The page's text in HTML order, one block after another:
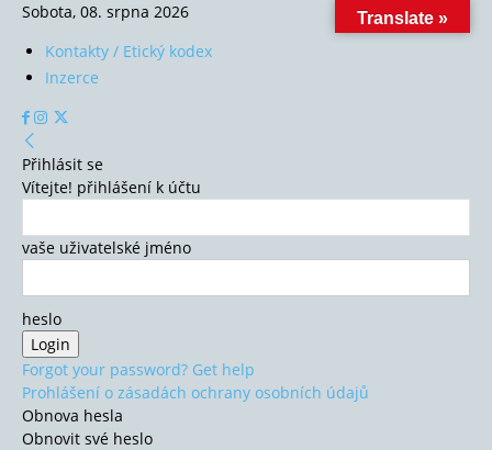
Sobota, 08. srpna 2026
Kontakty / Etický kodex
Inzerce
Přihlásit se
Vítejte! přihlášení k účtu
vaše uživatelské jméno
heslo
Forgot your password? Get help
Prohlášení o zásadách ochrany osobních údajů
Obnova hesla
Obnovit své heslo
Translate »